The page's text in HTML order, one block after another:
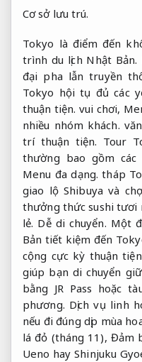
Cơ sở lưu trú.
Tokyo là điểm đến
trình du lịch Nhật Bản.
đại pha lẫn truyền
Tokyo hội tụ đủ các
thuận tiện. vui chơi,
nhiều nhóm khách.
trí thuận tiện. Tour
thường bao gồm các
Menu đa dạng. tháp
giao lộ Shibuya và
thưởng thức sushi tươi
lẻ. Dễ di chuyển. Một
Bản tiết kiệm đến
cộng cực kỳ thuận
giúp bạn di chuyển
bằng JR Pass hoặc
phương. Dịch vụ linh
nếu đi đúng dịp mùa
lá đỏ (tháng 11), Đảm
Ueno hay Shinjuku